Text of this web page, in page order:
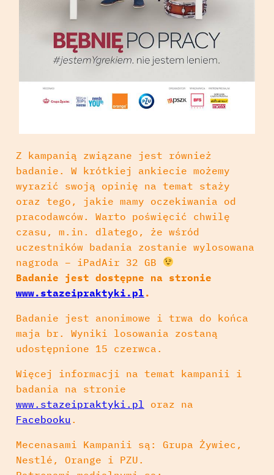
Z kampanią związane jest również
badanie. W krótkiej ankiecie możemy
wyrazić swoją opinię na temat staży
oraz tego, jakie mamy oczekiwania od
pracodawców. Warto poświęcić chwilę
czasu, m.in. dlatego, że wśród
uczestników badania zostanie wylosowana
nagroda – iPadAir 32 GB
Badanie jest dostępne na stronie
www.stazeipraktyki.pl .
Badanie jest anonimowe i trwa do końca
maja br. Wyniki losowania zostaną
udostępnione 15 czerwca.
Więcej informacji na temat kampanii i
badania na stronie
www.stazeipraktyki.pl
oraz na
Facebooku .
Mecenasami Kampanii są: Grupa Żywiec,
Nestlé, Orange i PZU.